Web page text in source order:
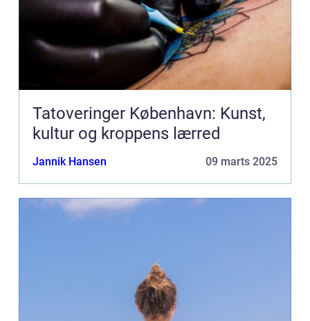
Tatoveringer København: Kunst,
kultur og kroppens lærred
Jannik Hansen 09 marts 2025